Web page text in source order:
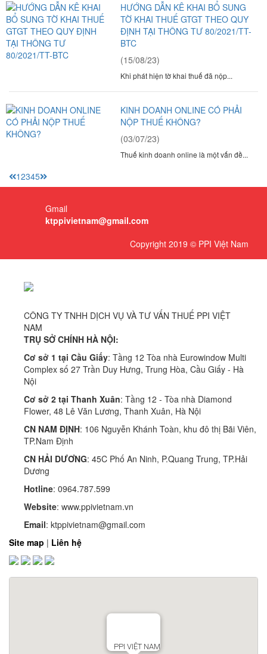
HƯỚNG DẪN KÊ KHAI BỔ SUNG
TỜ KHAI THUẾ GTGT THEO QUY
ĐỊNH TẠI THÔNG TƯ 80/2021/TT-
BTC
(15/08/23)
Khi phát hiện tờ khai thuế đã nộp...
KINH DOANH ONLINE CÓ PHẢI
NỘP THUẾ KHÔNG?
(03/07/23)
Thuế kinh doanh online là một vấn đề...
12345
Gmail
ktppivietnam@gmail.com
Copyright 2019 © PPI Việt Nam
CÔNG TY TNHH DỊCH VỤ VÀ TƯ VẤN THUẾ PPI VIỆT
NAM
TRỤ SỞ CHÍNH HÀ NỘI:
Cơ sở 1 tại Cầu Giấy: Tầng 12 Tòa nhà Eurowindow Multi
Complex số 27 Trần Duy Hưng, Trung Hòa, Cầu Giấy - Hà
Nội
Cơ sở 2 tại Thanh Xuân: Tầng 12 - Tòa nhà Diamond
Flower, 48 Lê Văn Lương, Thanh Xuân, Hà Nội
CN NAM ĐỊNH: 106 Nguyễn Khánh Toàn, khu đô thị Bãi Viên,
TP.Nam Định
CN HẢI DƯƠNG: 45C Phố An Ninh, P.Quang Trung, TP.Hải
Dương
Hotline: 0964.787.599
Website: www.ppivietnam.vn
Email: ktppivietnam@gmail.com
Site map | Liên hệ
PPI VIỆT NAM